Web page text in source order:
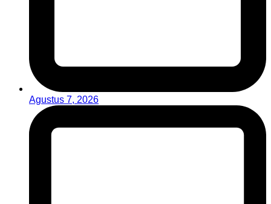
Agustus 7, 2026